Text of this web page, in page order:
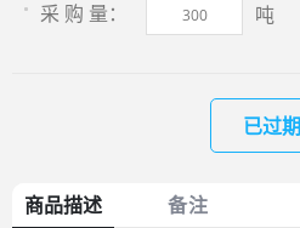
采 购 量： 吨
已过期
商品描述 备注